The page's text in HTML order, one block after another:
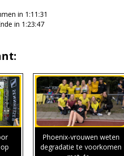
in 1:11:31
in 1:23:47
Phoenix-vrouwen weten
degradatie te voorkomen